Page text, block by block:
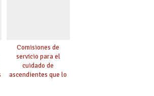
Comisiones de
servicio para el
cuidado de
ascendientes que lo